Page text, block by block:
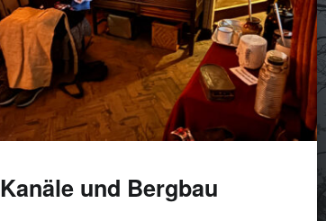
Kanäle und Bergbau